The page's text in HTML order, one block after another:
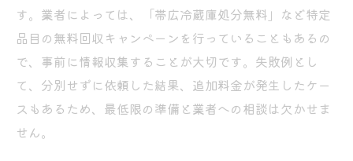
す。業者によっては、「帯広冷蔵庫処分無料」など特定
品目の無料回収キャンペーンを行っていることもあるの
で、事前に情報収集することが大切です。失敗例とし
て、分別せずに依頼した結果、追加料金が発生したケー
スもあるため、最低限の準備と業者への相談は欠かせま
せん。